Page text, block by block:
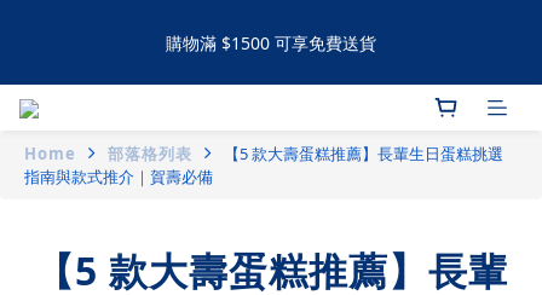
手工撻 / 曲奇購買滿60件可享有九五折優惠 滿120件可享有九折優
惠
購物滿 $1500 可享免費送貨
Home 部落格列表
【5 款大壽蛋糕推薦】長輩生日蛋糕挑選
指南與款式推介｜賀壽必備
【5 款大壽蛋糕推薦】長輩